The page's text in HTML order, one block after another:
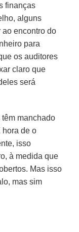
finanças
alguns
encontro do
para
os auditores
claro que
será
manchado
hora de o
isso
à medida que
Mas isso
mas sim